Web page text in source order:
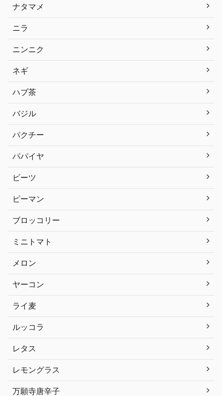
ナタマメ
ニラ
ニンニク
ネギ
ハブ茶
バジル
パクチー
パパイヤ
ビーツ
ピーマン
ブロッコリー
ミニトマト
メロン
ヤーコン
ライ麦
ルッコラ
レタス
レモングラス
万願寺唐辛子